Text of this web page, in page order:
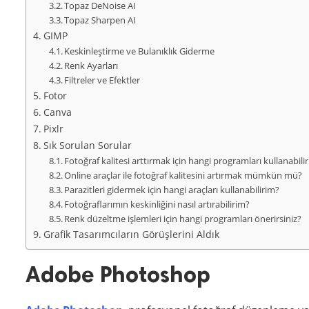
Topaz DeNoise AI
Topaz Sharpen AI
GIMP
Keskinleştirme ve Bulanıklık Giderme
Renk Ayarları
Filtreler ve Efektler
Fotor
Canva
Pixlr
Sık Sorulan Sorular
Fotoğraf kalitesi arttırmak için hangi programları
Online araçlar ile fotoğraf kalitesini artırmak mümkün mü?
Parazitleri gidermek için hangi araçları kullanabilirim?
Fotoğraflarımın keskinliğini nasıl artırabilirim?
Renk düzeltme işlemleri için hangi programları önerirsiniz?
Grafik Tasarımcıların Görüşlerini Aldık
Adobe Photoshop